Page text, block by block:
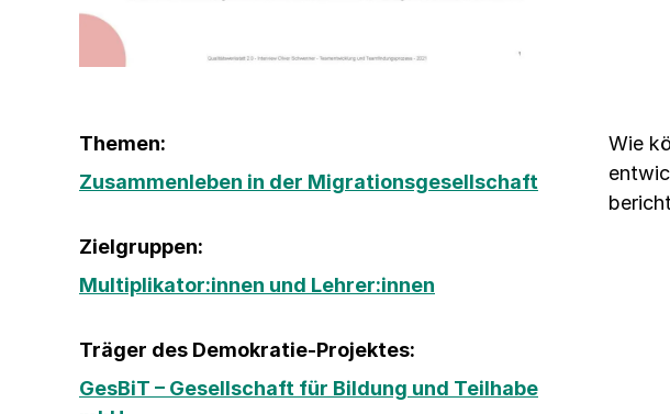
Themen:
Zusammenleben in der Migrationsgesellschaft
Zielgruppen:
Multiplikator:innen und Lehrer:innen
Träger des Demokratie-Projektes:
GesBiT – Gesellschaft für Bildung und Teilhabe
Wie